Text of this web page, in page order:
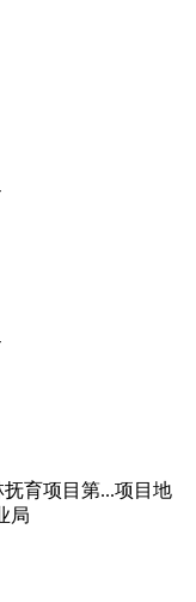
育项目第...项目地
局